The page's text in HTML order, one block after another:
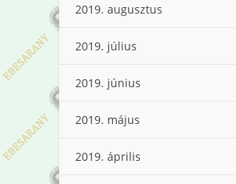
2019. augusztus
2019. július
2019. június
2019. május
2019. április